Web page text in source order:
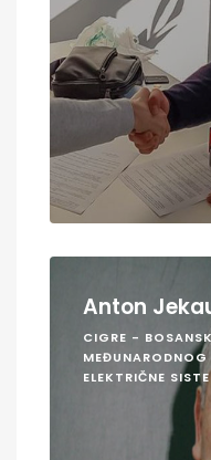
Anton
CIGRE -
ELEKTRIČNE